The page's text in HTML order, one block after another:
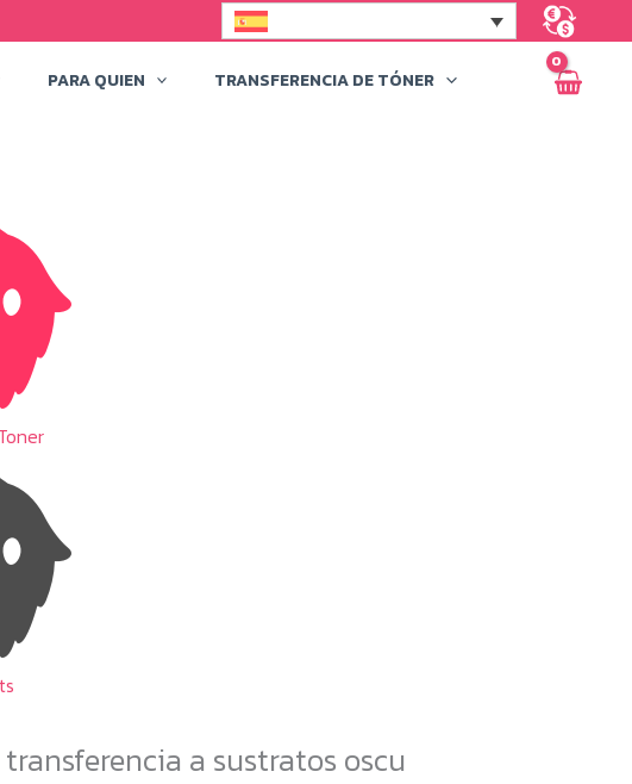
PARA QUIEN
TRANSFERENCIA DE TÓNER
a sustratos oscu